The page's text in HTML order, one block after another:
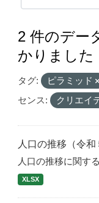
2 件のデー
かりました
タグ:
ピラミッド
センス:
クリエイ
人口の推移（令和
人口の推移に関す
XLSX